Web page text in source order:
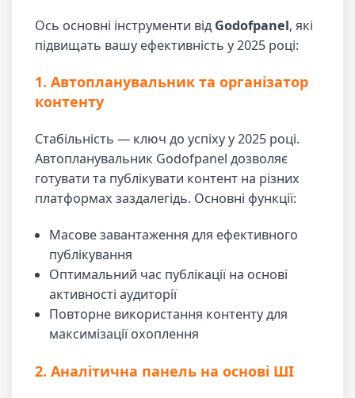
Ось основні інструменти від Godofpanel, які
підвищать вашу ефективність у 2025 році:
1. Автопланувальник та організатор
контенту
Стабільність — ключ до успіху у 2025 році.
Автопланувальник Godofpanel дозволяє
готувати та публікувати контент на різних
платформах заздалегідь. Основні функції:
Масове завантаження для ефективного
публікування
Оптимальний час публікації на основі
активності аудиторії
Повторне використання контенту для
максимізації охоплення
2. Аналітична панель на основі ШІ